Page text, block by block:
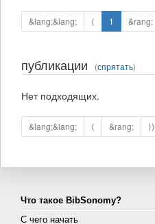
&lang;&lang; ⟨ 1 &rang;
публикации (спрятать)
Нет подходящих.
&lang;&lang; ⟨ &rang; ⟩⟩
Что такое BibSonomy?
С чего начать